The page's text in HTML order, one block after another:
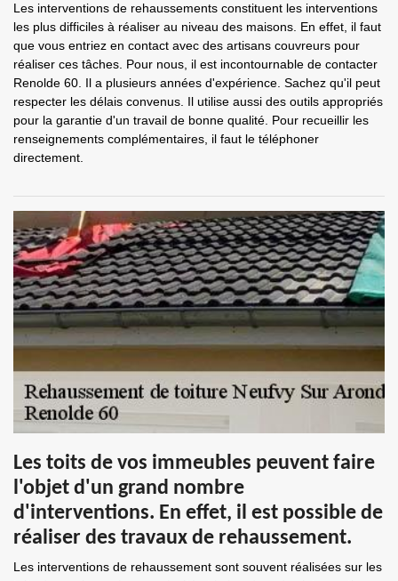
Les interventions de rehaussements constituent les interventions
les plus difficiles à réaliser au niveau des maisons. En effet, il faut
que vous entriez en contact avec des artisans couvreurs pour
réaliser ces tâches. Pour nous, il est incontournable de contacter
Renolde 60. Il a plusieurs années d'expérience. Sachez qu'il peut
respecter les délais convenus. Il utilise aussi des outils appropriés
pour la garantie d'un travail de bonne qualité. Pour recueillir les
renseignements complémentaires, il faut le téléphoner
directement.
Les toits de vos immeubles peuvent faire
l'objet d'un grand nombre
d'interventions. En effet, il est possible de
réaliser des travaux de rehaussement.
Les interventions de rehaussement sont souvent réalisées sur les